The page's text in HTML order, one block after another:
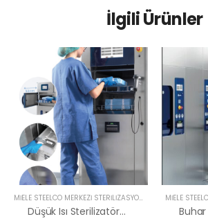
İlgili Ürünler
MIELE STEELCO MERKEZI STERILIZASYON CIHAZLARI
Düşük Isı Sterilizatörü (Hidrojen Peroksit Plazma Cihazı)